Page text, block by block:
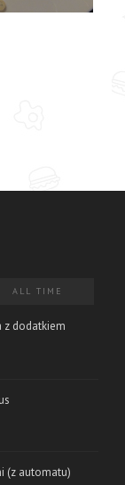
ALL TIME
z dodatkiem
(z automatu)